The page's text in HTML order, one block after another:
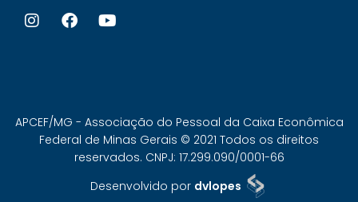
APCEF/MG - Associação do Pessoal da Caixa Econômica
Federal de Minas Gerais © 2021 Todos os direitos
reservados. CNPJ: 17.299.090/0001-66
Desenvolvido por dvlopes